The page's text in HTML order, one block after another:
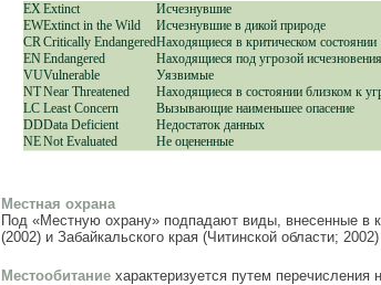
EXExtinct
Исчезнувшие
EWExtinct in the Wild
Исчезнувшие в дикой природе
CRCritically EndangeredНаходящиеся в критическом состоянии
ENEndangered
Находящиеся под угрозой исчезновения
VUVulnerable
Уязвимые
NTNear Threatened
Находящиеся в состоянии близком к
LC Least Concern
Вызывающие наименьшее опасение
DDData Deficient
Недостаток данных
NENot Evaluated Не оцененные
Местная охрана
Под «Местную охрану» подпадают виды, внесенные в
(2002) и Забайкальского края (Читинской области; 2002)
Местообитание характеризуется путем перечисления